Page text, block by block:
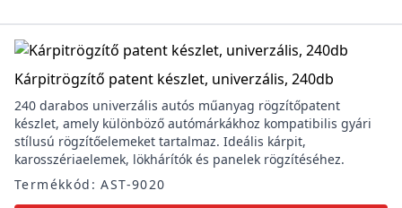
Kárpitrögzítő patent készlet, univerzális, 240db
240 darabos univerzális autós műanyag rögzítőpatent
készlet, amely különböző autómárkákhoz kompatibilis gyári
stílusú rögzítőelemeket tartalmaz. Ideális kárpit,
karosszériaelemek, lökhárítók és panelek rögzítéséhez.
Termékkód: AST-9020